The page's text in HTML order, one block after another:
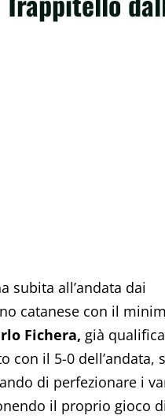
subita all’andata dai
catanese con il
Fichera, già
con il 5-0 dell’andata,
di perfezionare i
il proprio gioco di